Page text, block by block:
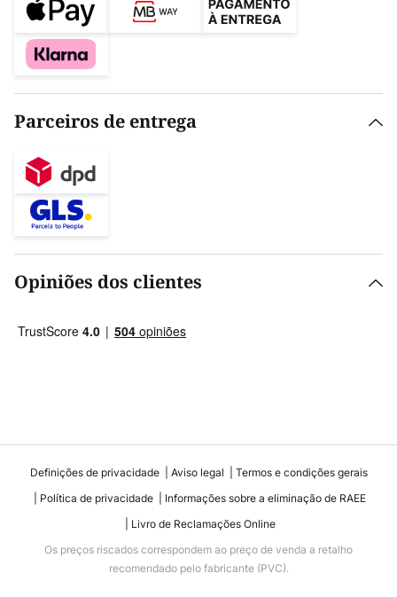
Parceiros de entrega
Opiniões dos clientes
Definições de privacidade Aviso legal
Termos e condições gerais
Política de privacidade
Informações sobre a eliminação de RAEE
Livro de Reclamações Online
Os preços riscados correspondem ao preço de venda a retalho
recomendado pelo fabricante (PVC).